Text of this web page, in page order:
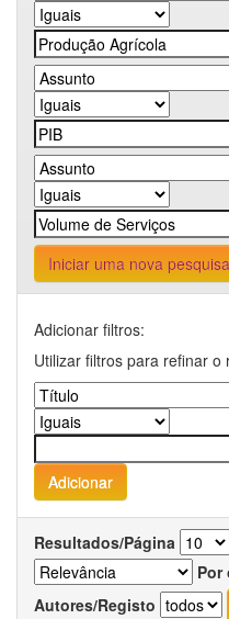
Iniciar uma nova pesquisa
Adicionar filtros:
Utilizar filtros para refinar o
Resultados/Página
Por
Autores/Registo